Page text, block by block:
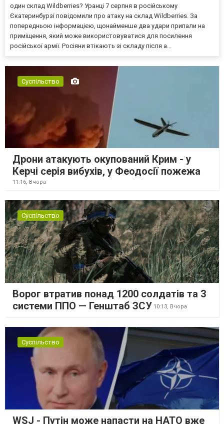
один склад Wildberries? Уранці 7 серпня в російському
Єкатеринбурзі повідомили про атаку на склад Wildberries. За
попередньою інформацією, щонайменше два удари припали на
приміщення, який може використовуватися для посилення
російської армії. Росіяни втікають зі складу після а...
Суспільство
Дрони атакують окупований Крим - у
Керчі серія вибухів, у Феодосії пожежа
11:16, Вчора
Суспільство
Ворог втратив понад 1200 солдатів та 3
системи ППО — Генштаб ЗСУ 10:13, Вчора
Суспільство
WSJ - Путін може напасти на НАТО вже